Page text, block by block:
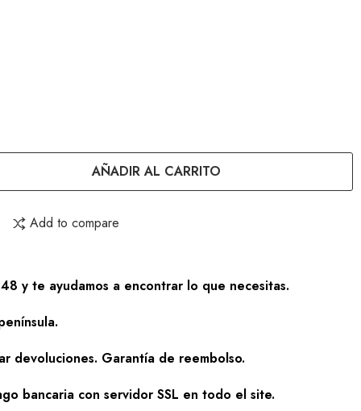
AÑADIR AL CARRITO
Add to compare
y te ayudamos a encontrar lo que necesitas.
devoluciones. Garantía de reembolso.
bancaria con servidor SSL en todo el site.